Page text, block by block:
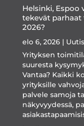
Helsinki, Espoo
tekevät
2026?
elo 6, 2026|
Yrityksen
suuresta
Vantaa? Kaikki
yrityksille
palvele samoja
näkyvyydessä,